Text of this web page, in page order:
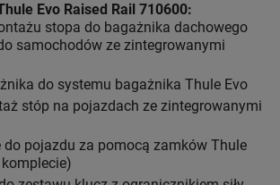
Evo Raised Rail 710600:
stopa do bagażnika dachowego
samochodów ze zintegrowanymi
do systemu bagażnika Thule Evo
stóp na pojazdach ze zintegrowanymi
do pojazdu za pomocą zamków Thule
komplecie)